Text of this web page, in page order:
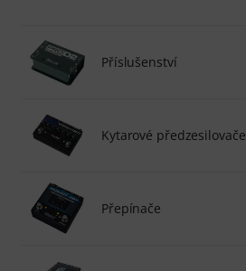
Příslušenství
Kytarové předzesilovače
Přepínače